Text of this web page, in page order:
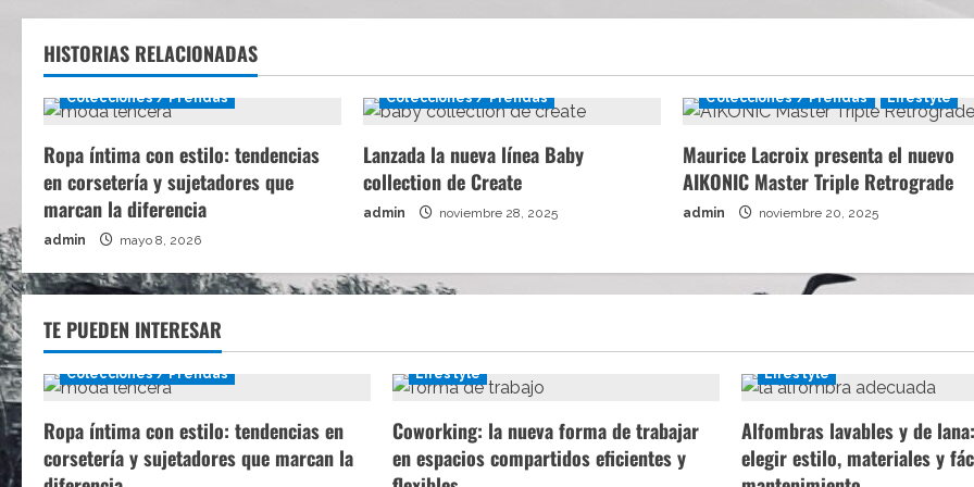
HISTORIAS RELACIONADAS
Colecciones / Prendas
Ropa íntima con estilo: tendencias
en corsetería y sujetadores que
marcan la diferencia
admin mayo 8, 2026
Colecciones / Prendas
Lanzada la nueva línea Baby
collection de Create
admin noviembre 28, 2025
Colecciones / Prendas Lifestyle
Maurice Lacroix presenta el nuevo
AIKONIC Master Triple Retrograde
admin noviembre 20, 2025
TE PUEDEN INTERESAR
Colecciones / Prendas
Ropa íntima con estilo: tendencias en
corsetería y sujetadores que marcan la
Lifestyle
Coworking: la nueva forma de trabajar
en espacios compartidos eficientes y
Lifestyle
Alfombras lavables y de
elegir estilo, materiales y